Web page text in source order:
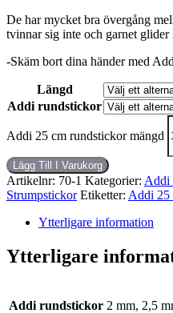
De har mycket bra övergång
tvinnar sig inte och garnet glider
-Skäm bort dina händer med
Längd
Addi rundstickor
Addi 25 cm rundstickor mängd
Lägg Till I Varukorg
Artikelnr: 70-1 Kategorier: Addi
Strumpstickor Etiketter: Addi 25
Ytterligare information
Ytterligare
Addi rundstickor 2 mm, 2,5